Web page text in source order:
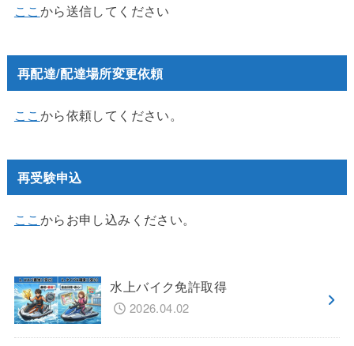
ここから送信してください
再配達/配達場所変更依頼
ここから依頼してください。
再受験申込
ここからお申し込みください。
水上バイク免許取得
2026.04.02